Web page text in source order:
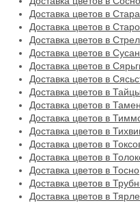
Доставка цветов в
Доставка цветов в
Доставка цветов в
Доставка цветов в
Доставка цветов в
Доставка цветов в
Доставка цветов в Тайцы
Доставка цветов в
Доставка цветов в
Доставка цветов в
Доставка цветов в
Доставка цветов в
Доставка цветов в Тосно
Доставка цветов в
Доставка цветов в